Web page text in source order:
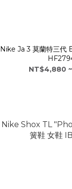
Nike Ja 3 莫蘭特三代
NT$4,880